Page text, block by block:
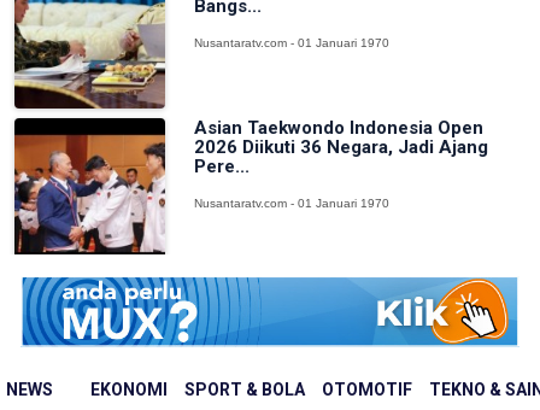
NEWS EKONOMI SPORT & BOLA OTOMOTIF TEKNO &
Bangs...
Nusantaratv.com - 01 Januari 1970
Asian Taekwondo Indonesia Open
2026 Diikuti 36 Negara, Jadi Ajang
Pere...
Nusantaratv.com - 01 Januari 1970